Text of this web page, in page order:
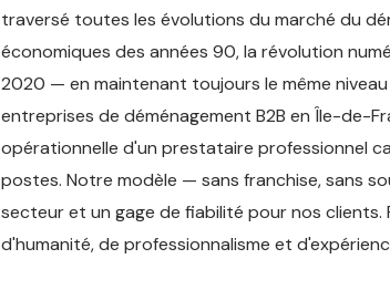
traversé toutes les évolutions du marché du
économiques des années 90, la révolution
2020 — en maintenant toujours le même
entreprises de déménagement B2B en Île-de-
opérationnelle d'un prestataire professionnel
postes. Notre modèle — sans franchise, sans
secteur et un gage de fiabilité pour nos clients.
d'humanité, de professionnalisme et